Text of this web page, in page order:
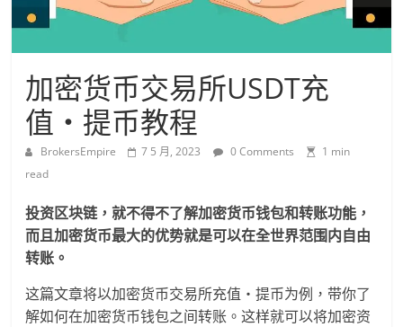
加密货币交易所USDT充
值・提币教程
BrokersEmpire 7 5 月, 2023 0 Comments
1 min
read
投资区块链，就不得不了解加密货币钱包和转账功能，
而且加密货币最大的优势就是可以在全世界范围内自由
转账。
这篇文章将以加密货币交易所充值・提币为例，带你了
解如何在加密货币钱包之间转账。这样就可以将加密资